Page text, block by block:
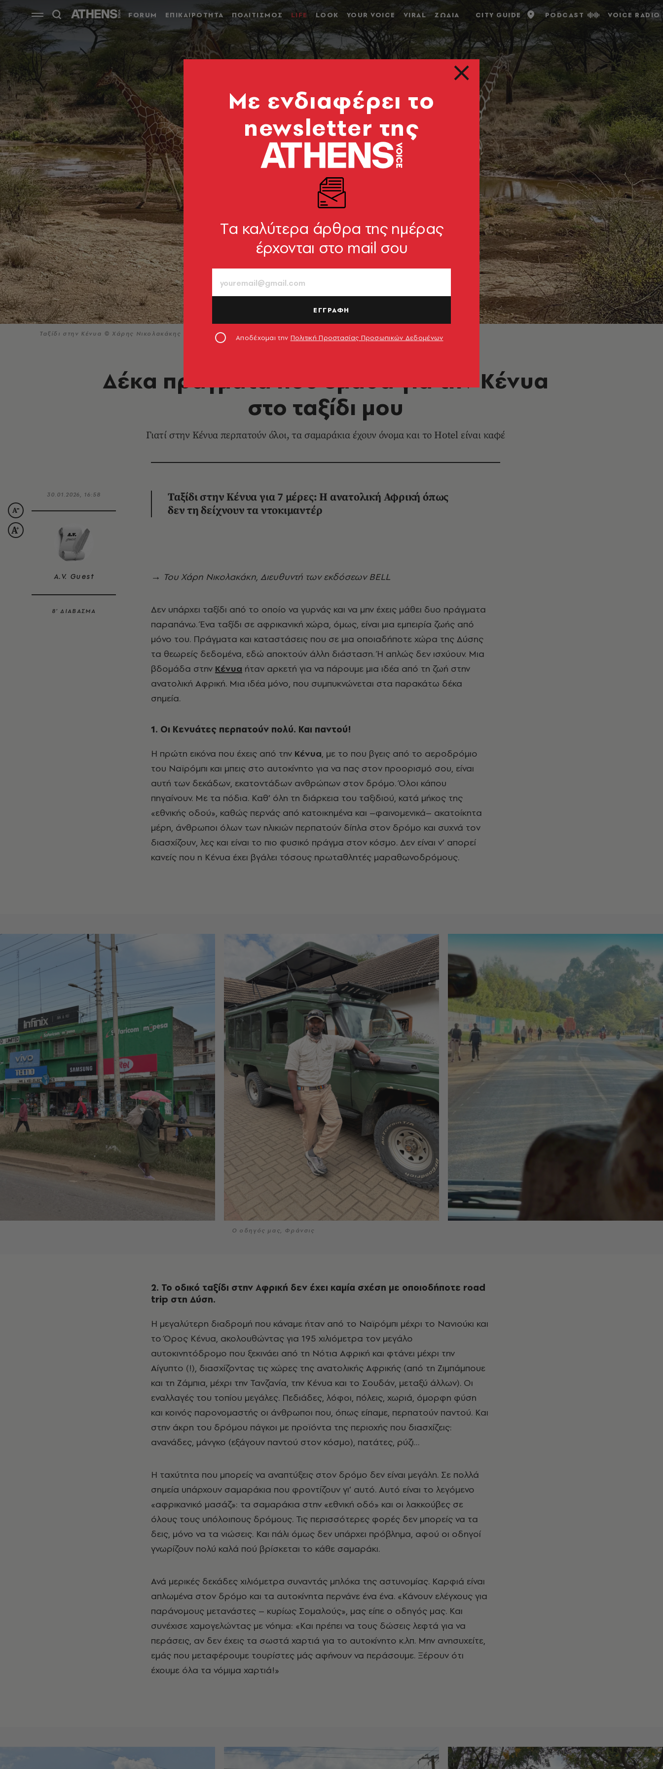
FORUM ΕΠΙΚΑΙΡΟΤΗΤΑ ΠΟΛΙΤΙΣΜΟΣ LIFE LOOK YOUR VOICE VIRAL ΖΩΔΙΑ CITY GUIDE PODCAST VOICE RADIO
Ταξίδι στην Κένυα © Χάρης Νικολακάκης
Δέκα πράγματα που έμαθα για την Κένυα
στο ταξίδι μου
Γιατί στην Κένυα περπατούν όλοι, τα σαμαράκια έχουν όνομα και το Hotel είναι καφέ
30.01.2026, 16:58
A.V. Guest
8’ ΔΙΑΒΑΣΜΑ
Ταξίδι στην Κένυα για 7 μέρες: Η ανατολική Αφρική όπως
δεν τη δείχνουν τα ντοκιμαντέρ
→ Του Χάρη Νικολακάκη, Διευθυντή των εκδόσεων BELL
Δεν υπάρχει ταξίδι από το οποίο να γυρνάς και να μην έχεις μάθει δυο πράγματα
παραπάνω. Ένα ταξίδι σε αφρικανική χώρα, όμως, είναι μια εμπειρία ζωής από
μόνο του. Πράγματα και καταστάσεις που σε μια οποιαδήποτε χώρα της Δύσης
τα θεωρείς δεδομένα, εδώ αποκτούν άλλη διάσταση. Ή απλώς δεν ισχύουν. Μια
βδομάδα στην Κένυα ήταν αρκετή για να πάρουμε μια ιδέα από τη ζωή στην
ανατολική Αφρική. Μια ιδέα μόνο, που συμπυκνώνεται στα παρακάτω δέκα
σημεία.
1. Οι Κενυάτες περπατούν πολύ. Και παντού!
Η πρώτη εικόνα που έχεις από την Κένυα, με το που βγεις από το αεροδρόμιο
του Ναϊρόμπι και μπεις στο αυτοκίνητο για να πας στον προορισμό σου, είναι
αυτή των δεκάδων, εκατοντάδων ανθρώπων στον δρόμο. Όλοι κάπου
πηγαίνουν. Με τα πόδια. Καθ’ όλη τη διάρκεια του ταξιδιού, κατά μήκος της
«εθνικής οδού», καθώς περνάς από κατοικημένα και –φαινομενικά– ακατοίκητα
μέρη, άνθρωποι όλων των ηλικιών περπατούν δίπλα στον δρόμο και συχνά τον
διασχίζουν, λες και είναι το πιο φυσικό πράγμα στον κόσμο. Δεν είναι ν’ απορεί
κανείς που η Κένυα έχει βγάλει τόσους πρωταθλητές μαραθωνοδρόμους.
Ο οδηγός μας, Φράνσις
2. Το οδικό ταξίδι στην Αφρική δεν έχει καμία σχέση με οποιοδήποτε road
trip στη Δύση.
Η μεγαλύτερη διαδρομή που κάναμε ήταν από το Ναϊρόμπι μέχρι το Νανιούκι και
το Όρος Κένυα, ακολουθώντας για 195 χιλιόμετρα τον μεγάλο
αυτοκινητόδρομο που ξεκινάει από τη Νότια Αφρική και φτάνει μέχρι την
Αίγυπτο (!), διασχίζοντας τις χώρες της ανατολικής Αφρικής (από τη Ζιμπάμπουε
και τη Ζάμπια, μέχρι την Τανζανία, την Κένυα και το Σουδάν, μεταξύ άλλων). Οι
εναλλαγές του τοπίου μεγάλες. Πεδιάδες, λόφοι, πόλεις, χωριά, όμορφη φύση
και κοινός παρονομαστής οι άνθρωποι που, όπως είπαμε, περπατούν παντού. Και
στην άκρη του δρόμου πάγκοι με προϊόντα της περιοχής που διασχίζεις:
ανανάδες, μάνγκο (εξάγουν παντού στον κόσμο), πατάτες, ρύζι…
Η ταχύτητα που μπορείς να αναπτύξεις στον δρόμο δεν είναι μεγάλη. Σε πολλά
σημεία υπάρχουν σαμαράκια που φροντίζουν γι’ αυτό. Αυτό είναι το λεγόμενο
«αφρικανικό μασάζ»: τα σαμαράκια στην «εθνική οδό» και οι λακκούβες σε
όλους τους υπόλοιπους δρόμους. Τις περισσότερες φορές δεν μπορείς να τα
δεις, μόνο να τα νιώσεις. Και πάλι όμως δεν υπάρχει πρόβλημα, αφού οι οδηγοί
γνωρίζουν πολύ καλά πού βρίσκεται το κάθε σαμαράκι.
Ανά μερικές δεκάδες χιλιόμετρα συναντάς μπλόκα της αστυνομίας. Καρφιά είναι
απλωμένα στον δρόμο και τα αυτοκίνητα περνάνε ένα ένα. «Κάνουν ελέγχους για
παράνομους μετανάστες – κυρίως Σομαλούς», μας είπε ο οδηγός μας. Και
συνέχισε χαμογελώντας με νόημα: «Και πρέπει να τους δώσεις λεφτά για να
περάσεις, αν δεν έχεις τα σωστά χαρτιά για το αυτοκίνητο κ.λπ. Μην ανησυχείτε,
εμάς που μεταφέρουμε τουρίστες μάς αφήνουν να περάσουμε. Ξέρουν ότι
έχουμε όλα τα νόμιμα χαρτιά!»
Mε ενδιαφέρει το
newsletter της
Tα καλύτερα άρθρα της ημέρας
έρχονται στο mail σου
ΕΓΓΡΑΦΗ
Αποδέχομαι την Πολιτική Προστασίας Προσωπικών Δεδομένων